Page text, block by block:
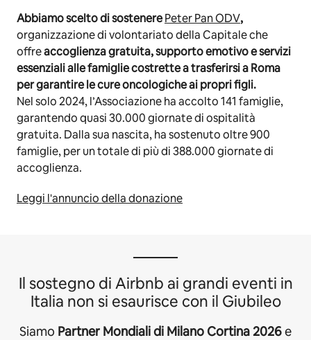
Abbiamo scelto di sostenerePeter Pan ODV,
organizzazione di volontariato della Capitale che
offreaccoglienza gratuita, supporto emotivo e servizi
essenziali alle famiglie costrette a trasferirsi a Roma
per garantire le cure oncologiche ai propri figli.
Nel solo 2024, l’Associazione ha accolto 141 famiglie,
garantendo quasi 30.000 giornate di ospitalità
gratuita. Dalla sua nascita, ha sostenuto oltre 900
famiglie, per un totale di più di 388.000 giornate di
accoglienza.
Leggi l'annuncio della donazione
Il sostegno di Airbnb ai grandi eventi in
Italia non si esaurisce con il Giubileo
Siamo Partner Mondiali di Milano Cortina 2026e